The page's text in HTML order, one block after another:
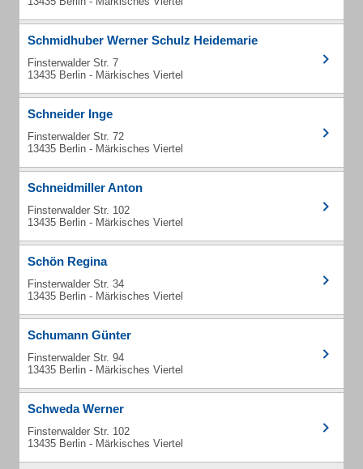
Schmidhuber Werner Schulz Heidemarie
Finsterwalder Str. 7
13435 Berlin - Märkisches Viertel
Schneider Inge
Finsterwalder Str. 72
13435 Berlin - Märkisches Viertel
Schneidmiller Anton
Finsterwalder Str. 102
13435 Berlin - Märkisches Viertel
Schön Regina
Finsterwalder Str. 34
13435 Berlin - Märkisches Viertel
Schumann Günter
Finsterwalder Str. 94
13435 Berlin - Märkisches Viertel
Schweda Werner
Finsterwalder Str. 102
13435 Berlin - Märkisches Viertel